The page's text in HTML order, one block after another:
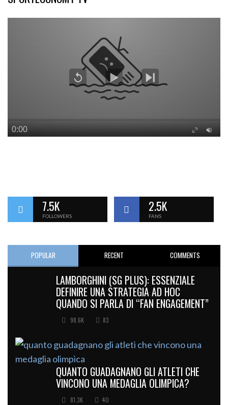
7.5K
FOLLOWERS
2.5K
FANS
POPULAR RECENT COMMENTS
LAMBORGHINI (SG PLUS): ESSENZIALE
DEFINIRE UNA STRATEGIA AD HOC
QUANDO SI PARLA DI “FAN ENGAGEMENT”
98.6K 83
QUANTO GUADAGNANO GLI ATLETI CHE
VINCONO UNA MEDAGLIA OLIMPICA?
81.3K 40